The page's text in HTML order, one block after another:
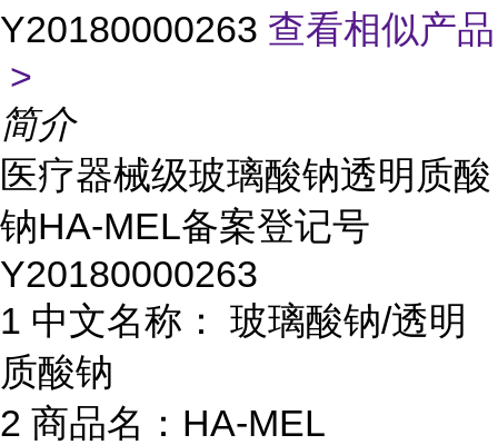
Y20180000263 查看相似产品
>
简介
医疗器械级玻璃酸钠透明质酸
钠HA-MEL备案登记号
Y20180000263
1 中文名称： 玻璃酸钠/透明
质酸钠
2 商品名：HA-MEL